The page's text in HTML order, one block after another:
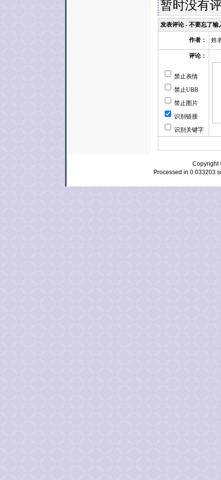
暂时没有
发表评论 - 不要忘了输
作者： 姓
评论：
禁止表情
禁止UBB
禁止图片
识别链接
识别关键字
Processed in 0.033203